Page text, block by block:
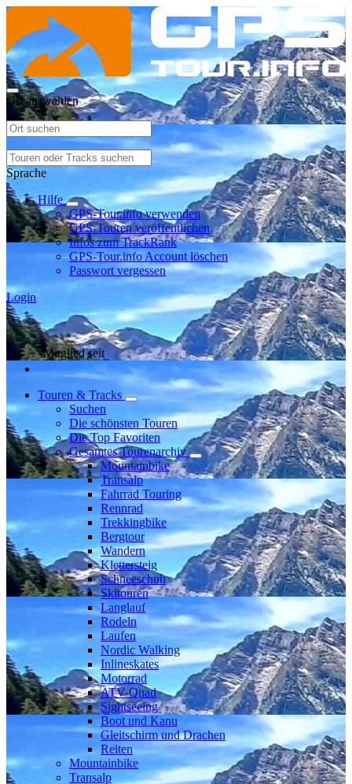
Ort auswählen
Sprache
Hilfe
GPS-Tour.info verwenden
GPS-Touren veröffentlichen
Infos zum TrackRank
GPS-Tour.info Account löschen
Passwort vergessen
Login
Mitglied seit
Touren & Tracks
Suchen
Die schönsten Touren
Die Top Favoriten
Gesamtes Tourenarchiv
Mountainbike
Transalp
Fahrrad Touring
Rennrad
Trekkingbike
Bergtour
Wandern
Klettersteig
Schneeschuh
Skitouren
Langlauf
Rodeln
Laufen
Nordic Walking
Inlineskates
Motorrad
ATV-Quad
Sightseeing
Boot und Kanu
Gleitschirm und Drachen
Reiten
Mountainbike
Transalp